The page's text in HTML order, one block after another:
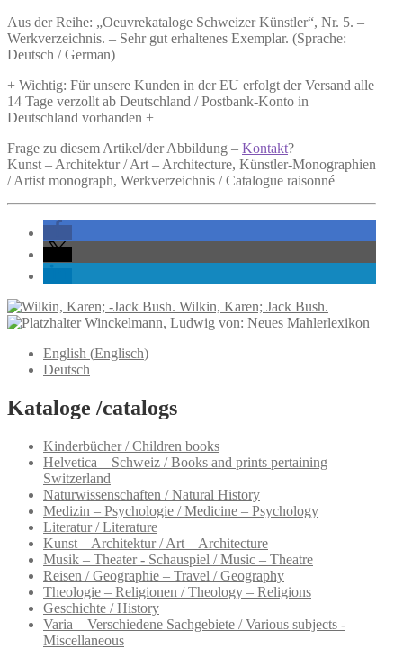
Aus der Reihe: „Oeuvrekataloge Schweizer Künstler“, Nr. 5. –
Werkverzeichnis. – Sehr gut erhaltenes Exemplar. (Sprache:
Deutsch / German)
+ Wichtig: Für unsere Kunden in der EU erfolgt der Versand alle
14 Tage verzollt ab Deutschland / Postbank-Konto in
Deutschland vorhanden +
Frage zu diesem Artikel/der Abbildung – Kontakt?
Kunst – Architektur / Art – Architecture, Künstler-Monographien
/ Artist monograph, Werkverzeichnis / Catalogue raisonné
Wilkin, Karen; Jack Bush.
Winckelmann, Ludwig von: Neues Mahlerlexikon
English (Englisch)
Deutsch
Kataloge /catalogs
Kinderbücher / Children books
Helvetica – Schweiz / Books and prints pertaining
Switzerland
Naturwissenschaften / Natural History
Medizin – Psychologie / Medicine – Psychology
Literatur / Literature
Kunst – Architektur / Art – Architecture
Musik – Theater - Schauspiel / Music – Theatre
Reisen / Geographie – Travel / Geography
Theologie – Religionen / Theology – Religions
Geschichte / History
Varia – Verschiedene Sachgebiete / Various subjects -
Miscellaneous